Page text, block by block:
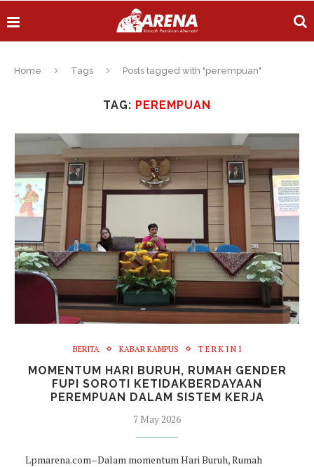
Home Tags Posts tagged with "perempuan"
TAG: PEREMPUAN
BERITA KABAR KAMPUS T E R K I N I
MOMENTUM HARI BURUH, RUMAH GENDER
FUPI SOROTI KETIDAKBERDAYAAN
PEREMPUAN DALAM SISTEM KERJA
7 May 2026
Lpmarena.com–Dalam momentum Hari Buruh, Rumah